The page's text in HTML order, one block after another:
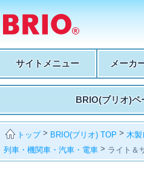
サイトメニュー メーカ
BRIO(ブリオ)ペ
トップ> BRIO(ブリオ) TOP > 木
列車・機関車・汽車・電車 > ライト＆